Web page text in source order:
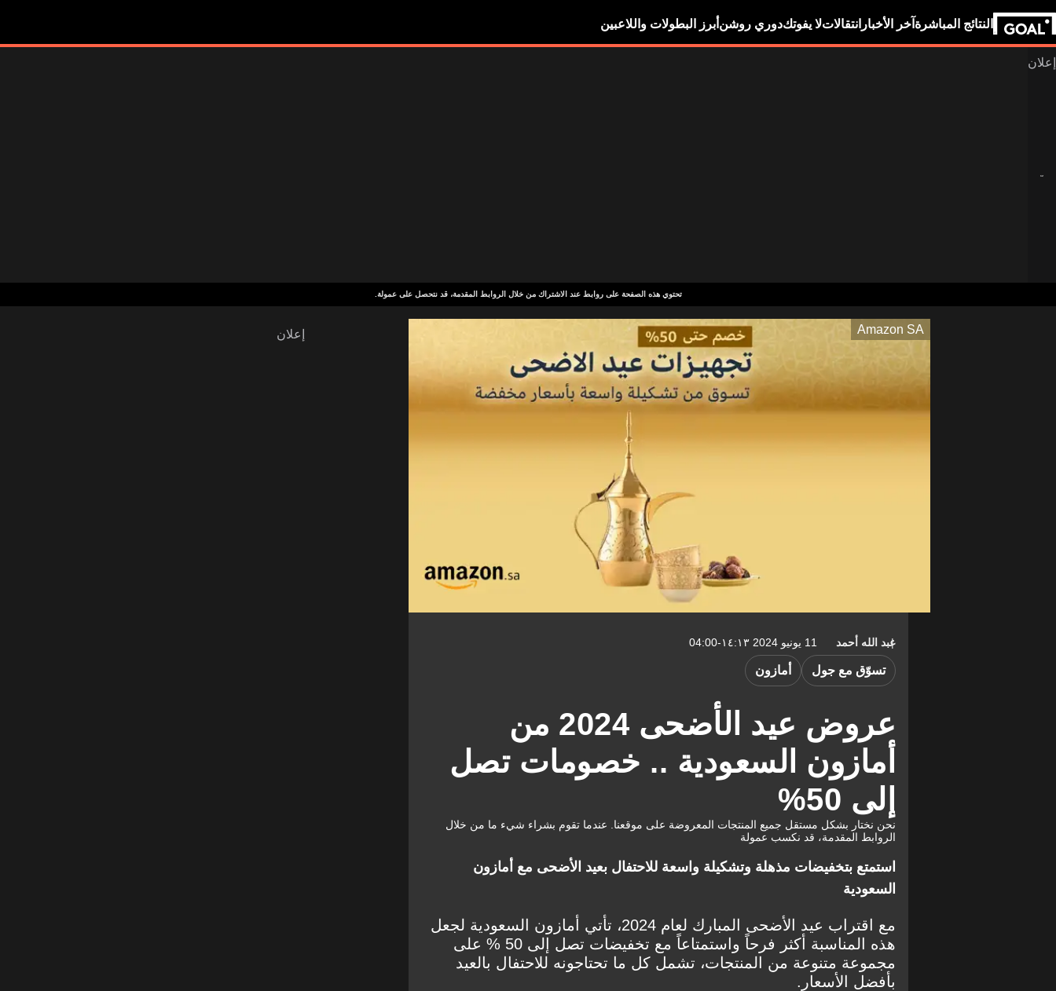
النتائج المباشرة آخر الأخبار انتقالاتلا يفوتكدوري روشن أبرز البطولات واللاعبين
تحتوي هذه الصفحة على روابط عند الاشتراك من خلال الروابط المقدمة، قد نتحصل على عمولة.
Amazon SA
عبد الله أحمد 11 يونيو 2024 ١٤:١٣-04:00
عروض عيد الأضحى 2024 من
أمازون السعودية .. خصومات تصل
إلى 50%
تسوّق مع جول أمازون
نحن نختار بشكل مستقل جميع المنتجات المعروضة على موقعنا. عندما تقوم بشراء شيء ما من خلال
الروابط المقدمة، قد نكسب عمولة
استمتع بتخفيضات مذهلة وتشكيلة واسعة للاحتفال بعيد الأضحى مع أمازون
السعودية
مع اقتراب عيد الأضحى المبارك لعام 2024، تأتي أمازون السعودية لجعل
هذه المناسبة أكثر فرحاً واستمتاعاً مع تخفيضات تصل إلى 50 % على
مجموعة متنوعة من المنتجات، تشمل كل ما تحتاجونه للاحتفال بالعيد
بأفضل الأسعار.